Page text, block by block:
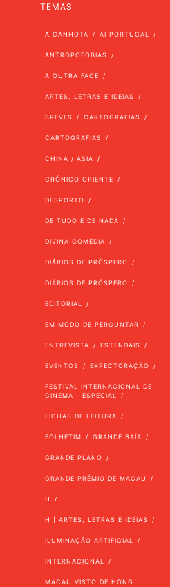
TEMAS
A CANHOTA AI PORTUGAL
ANTROPOFOBIAS
A OUTRA FACE
ARTES, LETRAS E IDEIAS
BREVES CARTOGRAFIAS
CARTOGRAFIAS
CHINA / ÁSIA
CRÓNICO ORIENTE
DESPORTO
DE TUDO E DE NADA
DIVINA COMÉDIA
DIÁRIOS DE PRÓSPERO
DIÁRIOS DE PRÓSPERO
EDITORIAL
EM MODO DE PERGUNTAR
ENTREVISTA ESTENDAIS
EVENTOS EXPECTORAÇÃO
FESTIVAL INTERNACIONAL DE
CINEMA - ESPECIAL
FICHAS DE LEITURA
FOLHETIM GRANDE BAÍA
GRANDE PLANO
GRANDE PRÉMIO DE MACAU
H
H | ARTES, LETRAS E IDEIAS
ILUMINAÇÃO ARTIFICIAL
INTERNACIONAL
MACAU VISTO DE HONG